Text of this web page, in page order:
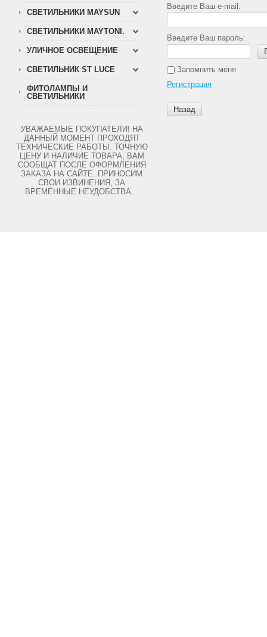
СВЕТИЛЬНИКИ MAYSUN
СВЕТИЛЬНИКИ MAYTONI.
УЛИЧНОЕ ОСВЕЩЕНИЕ
СВЕТИЛЬНИК ST LUCE
ФИТОЛАМПЫ И
СВЕТИЛЬНИКИ
УВАЖАЕМЫЕ ПОКУПАТЕЛИ! НА
ДАННЫЙ МОМЕНТ ПРОХОДЯТ
ТЕХНИЧЕСКИЕ РАБОТЫ. ТОЧНУЮ
ЦЕНУ И НАЛИЧИЕ ТОВАРА, ВАМ
СООБЩАТ ПОСЛЕ ОФОРМЛЕНИЯ
ЗАКАЗА НА САЙТЕ. ПРИНОСИМ
СВОИ ИЗВИНЕНИЯ, ЗА
ВРЕМЕННЫЕ НЕУДОБСТВА.
Введите Ваш e-mail:
Введите Ваш пароль:
Запомнить меня
Регистрация
Назад